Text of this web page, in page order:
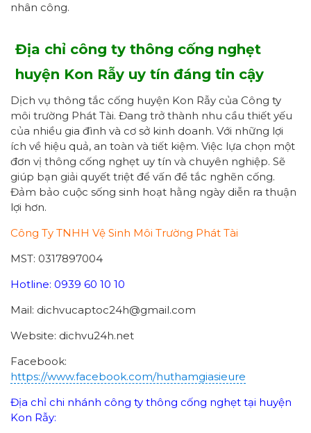
nhân công.
Địa chỉ công ty thông cống nghẹt
huyện Kon Rẫy uy tín đáng tin cậy
Dịch vụ thông tắc cống huyện Kon Rẫy của Công ty
môi trường Phát Tài. Đang trở thành nhu cầu thiết yếu
của nhiều gia đình và cơ sở kinh doanh. Với những lợi
ích về hiệu quả, an toàn và tiết kiệm. Việc lựa chọn một
đơn vị thông cống nghẹt uy tín và chuyên nghiệp. Sẽ
giúp bạn giải quyết triệt để vấn đề tắc nghẽn cống.
Đảm bảo cuộc sống sinh hoạt hằng ngày diễn ra thuận
lợi hơn.
Công Ty TNHH Vệ Sinh Môi Trường Phát Tài
MST: 0317897004
Hotline: 0939 60 10 10
Mail: dichvucaptoc24h@gmail.com
Website: dichvu24h.net
Facebook:
https://www.facebook.com/huthamgiasieure
Địa chỉ chi nhánh công ty thông cống nghẹt tại huyện
Kon Rẫy: